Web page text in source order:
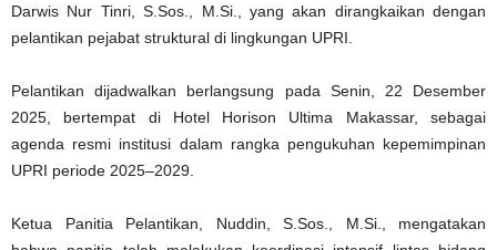
Darwis Nur Tinri, S.Sos., M.Si., yang akan dirangkaikan dengan
pelantikan pejabat struktural di lingkungan UPRI.
Pelantikan dijadwalkan berlangsung pada Senin, 22 Desember
2025, bertempat di Hotel Horison Ultima Makassar, sebagai
agenda resmi institusi dalam rangka pengukuhan kepemimpinan
UPRI periode 2025–2029.
Ketua Panitia Pelantikan, Nuddin, S.Sos., M.Si., mengatakan